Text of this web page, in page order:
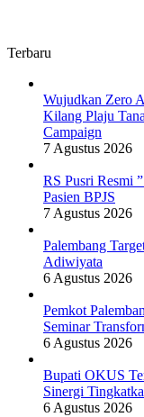
Terbaru
Wujudkan Zero
Kilang Plaju
Campaign
7 Agustus 2026
RS Pusri Resmi
Pasien BPJS
7 Agustus 2026
Palembang
Adiwiyata
6 Agustus 2026
Pemkot
Seminar
6 Agustus 2026
Bupati OKUS
Sinergi
6 Agustus 2026